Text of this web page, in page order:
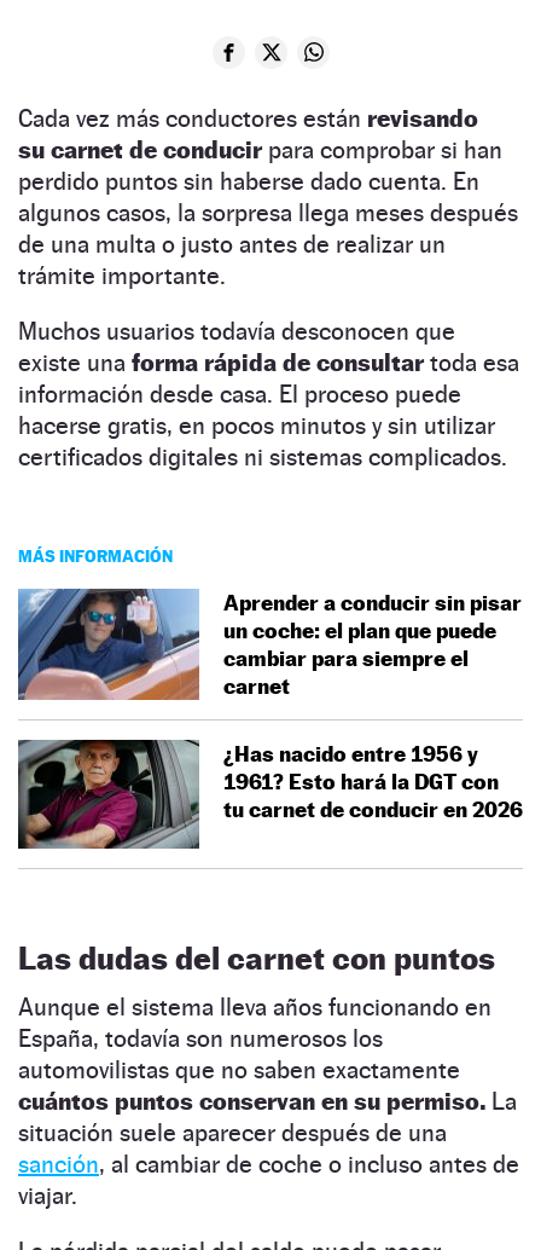
Cada vez más conductores están revisando
su carnet de conducir para comprobar si han
perdido puntos sin haberse dado cuenta. En
algunos casos, la sorpresa llega meses después
de una multa o justo antes de realizar un
trámite importante.
Muchos usuarios todavía desconocen que
existe una forma rápida de consultartoda esa
información desde casa. El proceso puede
hacerse gratis, en pocos minutos y sin utilizar
certificados digitales ni sistemas complicados.
MÁS INFORMACIÓN
Aprender a conducir sin pisar
un coche: el plan que puede
cambiar para siempre el
carnet
¿Has nacido entre 1956 y
1961? Esto hará la DGT con
tu carnet de conducir en 2026
Las dudasdel carnet con puntos
Aunque el sistema lleva años funcionando en
España, todavía son numerosos los
automovilistas que no saben exactamente
cuántos puntos conservan en su permiso. La
situación suele aparecer después de una
sanción, al cambiar de coche o incluso antes de
viajar.